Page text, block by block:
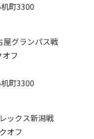
町3300
屋グランパス戦
フ
町3300
ックス新潟戦
オフ